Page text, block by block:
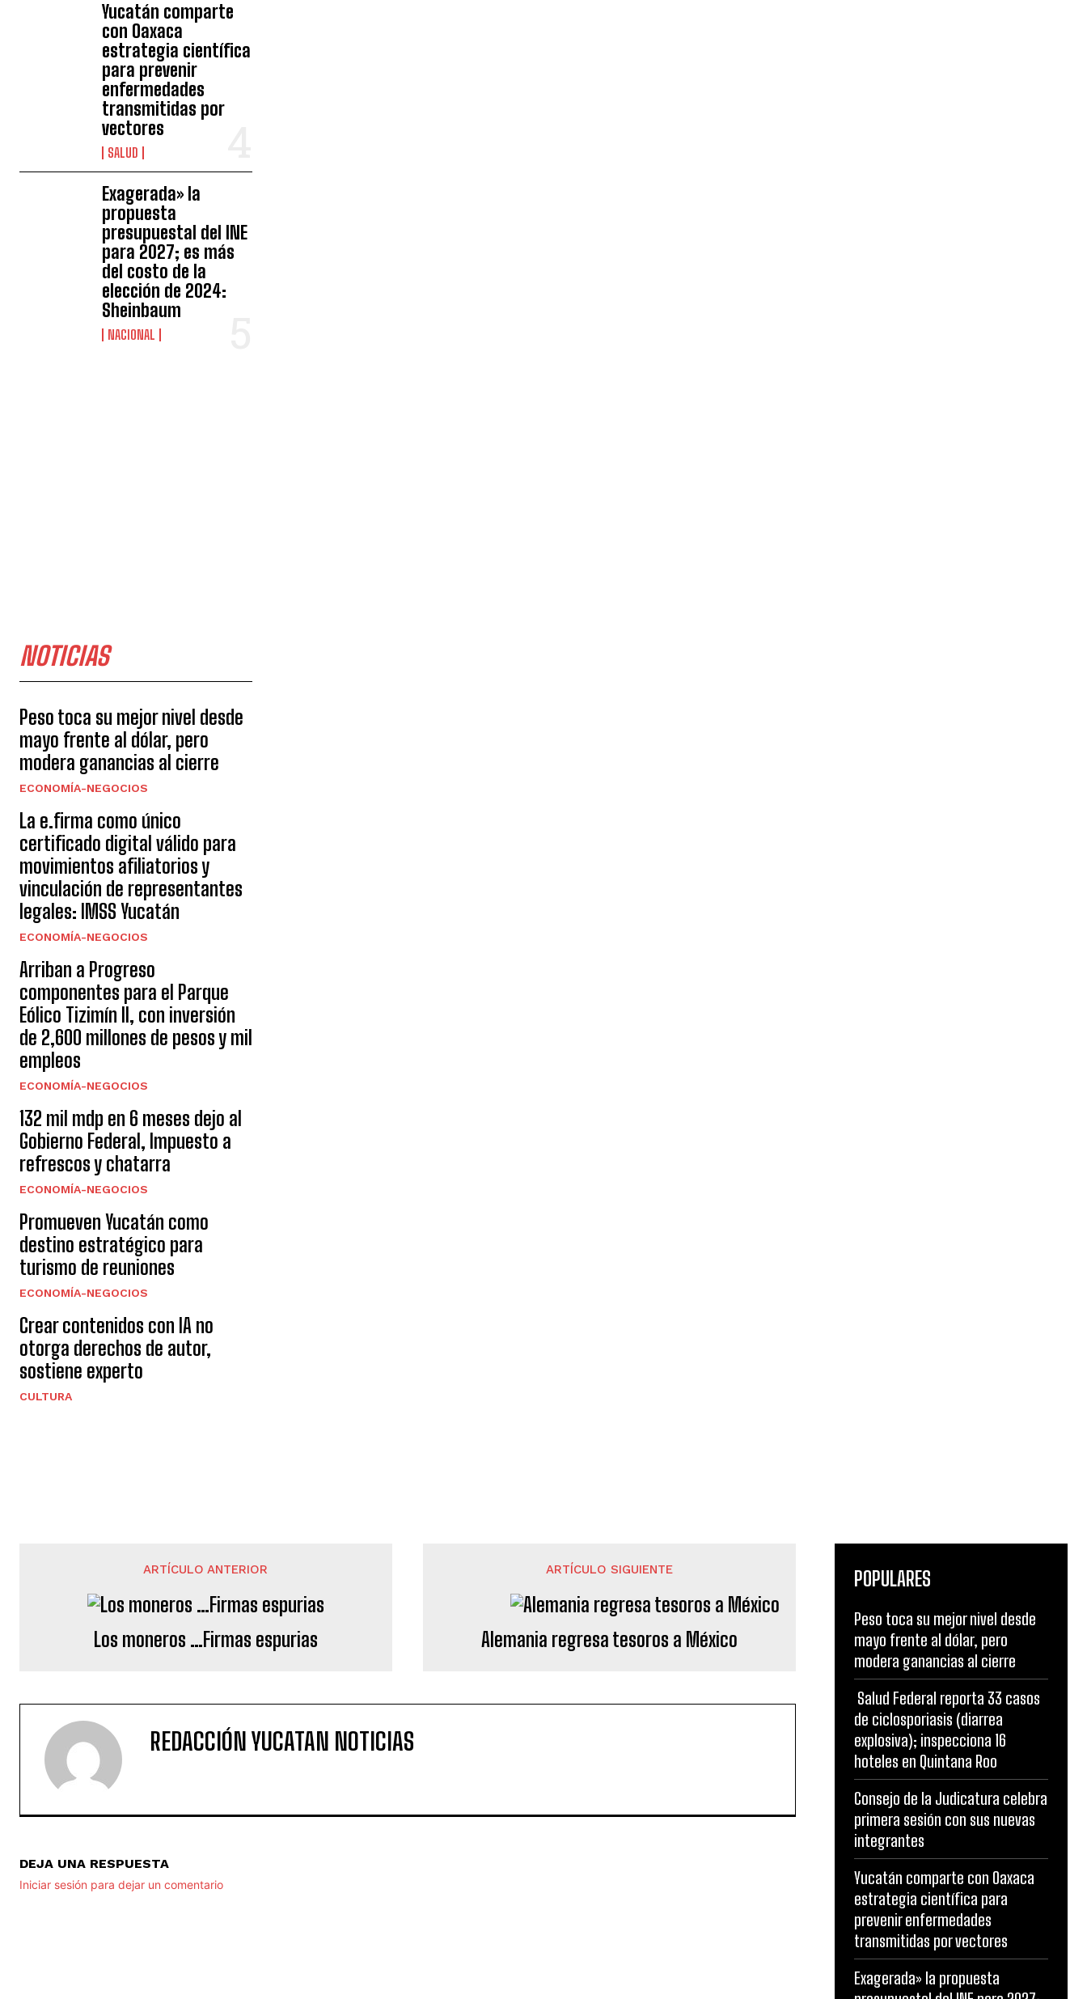
Yucatán comparte
con Oaxaca
estrategia científica
para prevenir
enfermedades
transmitidas por
vectores
SALUD
Exagerada» la
propuesta
presupuestal del INE
para 2027; es más
del costo de la
elección de 2024:
Sheinbaum
NACIONAL
NOTICIAS
Peso toca su mejor nivel desde
mayo frente al dólar, pero
modera ganancias al cierre
ECONOMÍA-NEGOCIOS
La e.firma como único
certificado digital válido para
movimientos afiliatorios y
vinculación de representantes
legales: IMSS Yucatán
ECONOMÍA-NEGOCIOS
Arriban a Progreso
componentes para el Parque
Eólico Tizimín II, con inversión
de 2,600 millones de pesos y mil
empleos
ECONOMÍA-NEGOCIOS
132 mil mdp en 6 meses dejo al
Gobierno Federal, Impuesto a
refrescos y chatarra
ECONOMÍA-NEGOCIOS
Promueven Yucatán como
destino estratégico para
turismo de reuniones
ECONOMÍA-NEGOCIOS
Crear contenidos con IA no
otorga derechos de autor,
sostiene experto
CULTURA
ARTÍCULO ANTERIOR
Los moneros …Firmas espurias
ARTÍCULO SIGUIENTE
Alemania regresa tesoros a México
REDACCIÓN YUCATAN NOTICIAS
DEJA UNA RESPUESTA
Iniciar sesión para dejar un comentario
POPULARES
Peso toca su mejor nivel desde
mayo frente al dólar, pero
modera ganancias al cierre
Salud Federal reporta 33 casos
de ciclosporiasis (diarrea
explosiva); inspecciona 16
hoteles en Quintana Roo
Consejo de la Judicatura celebra
primera sesión con sus nuevas
integrantes
Yucatán comparte con Oaxaca
estrategia científica para
prevenir enfermedades
transmitidas por vectores
Exagerada» la propuesta